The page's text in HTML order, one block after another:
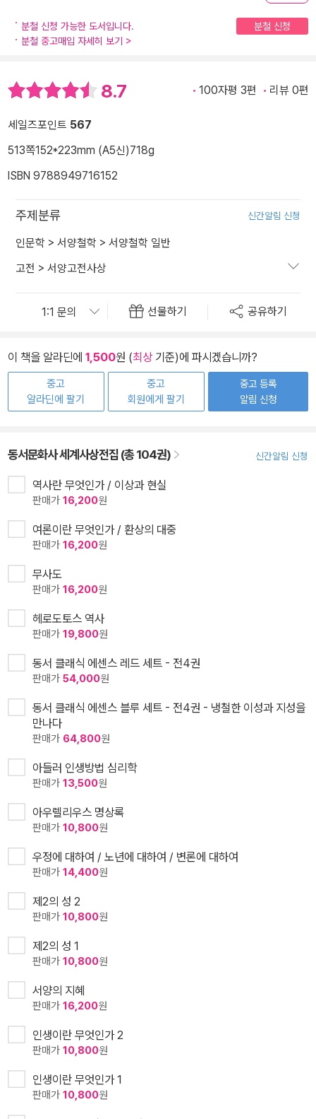
분철 신청 가능한 도서입니다.
분철 신청
분철 중고매입 자세히 보기 >
8.7 100자평 3편 리뷰 0편
세일즈포인트 567
513쪽152*223mm (A5신)718g
ISBN 9788949716152
주제분류 신간알림 신청
인문학 > 서양철학 > 서양철학 일반
고전 > 서양고전사상
선물하기 공유하기
이 책을 알라딘에 1,500원 (최상기준)에 파시겠습니까?
중고
알라딘에 팔기
중고
회원에게 팔기
중고 등록
알림 신청
동서문화사 세계사상전집 (총 104권) 신간알림 신청
역사란 무엇인가 / 이상과 현실
판매가 16,200원
여론이란 무엇인가 / 환상의 대중
판매가 16,200원
무사도
판매가 16,200원
헤로도토스 역사
판매가 19,800원
동서 클래식 에센스 레드 세트 - 전4권
판매가 54,000원
동서 클래식 에센스 블루 세트 - 전4권 - 냉철한 이성과 지성을
만나다
판매가 64,800원
아들러 인생방법 심리학
판매가 13,500원
아우렐리우스 명상록
판매가 10,800원
우정에 대하여 / 노년에 대하여 / 변론에 대하여
판매가 14,400원
제2의 성 2
판매가 10,800원
제2의 성 1
판매가 10,800원
서양의 지혜
판매가 16,200원
인생이란 무엇인가 2
판매가 10,800원
인생이란 무엇인가 1
판매가 10,800원